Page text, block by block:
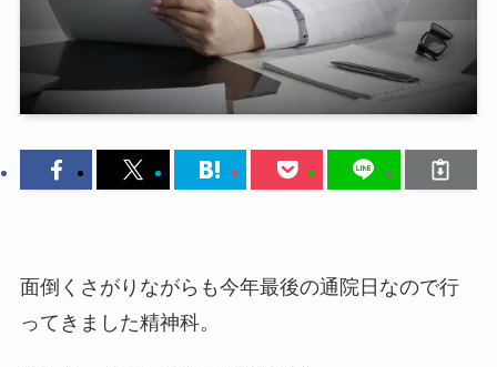
面倒くさがりながらも今年最後の通院日なので行
ってきました精神科。